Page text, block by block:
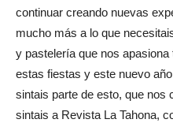
continuar creando nuevas
mucho más a lo que
y pastelería que nos
estas fiestas y este nuevo
sintais parte de esto, que nos
sintais a Revista La Tahona,